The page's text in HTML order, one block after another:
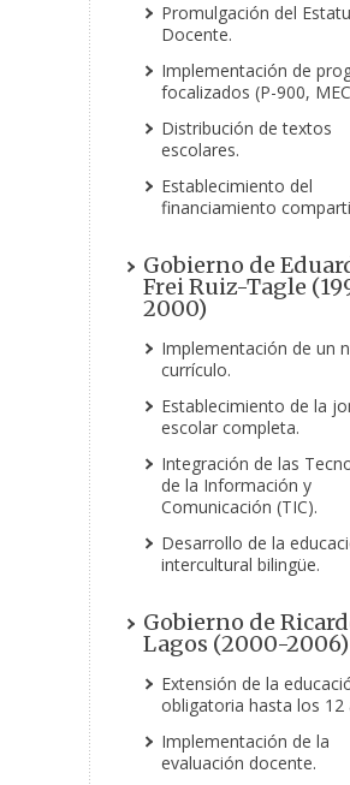
Promulgación del
Docente.
Implementación de
focalizados (P-900,
Distribución de textos
escolares.
Establecimiento del
financiamiento
Gobierno de
Frei Ruiz-Tagle
2000)
Implementación de un
currículo.
Establecimiento de la
escolar completa.
Integración de las
de la Información y
Comunicación (TIC).
Desarrollo de la
intercultural bilingüe.
Gobierno de
Lagos (2000-2006)
Extensión de la
obligatoria hasta los 12
Implementación de la
evaluación docente.